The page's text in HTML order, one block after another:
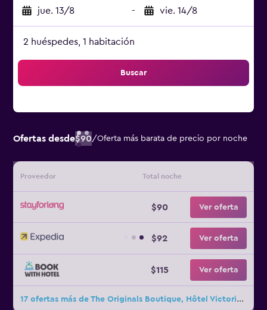
jue. 13/8 - vie. 14/8
2 huéspedes, 1 habitación
Buscar
Ofertas desde$90/Oferta más barata de precio por noche
Proveedor Total noche
$90 Ver oferta
$92 Ver oferta
$115 Ver oferta
17 ofertas más de The Originals Boutique, Hôtel Victoria, Fontainebleau